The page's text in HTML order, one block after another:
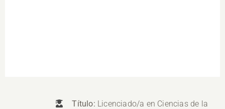
Título: Licenciado/a en Ciencias de la